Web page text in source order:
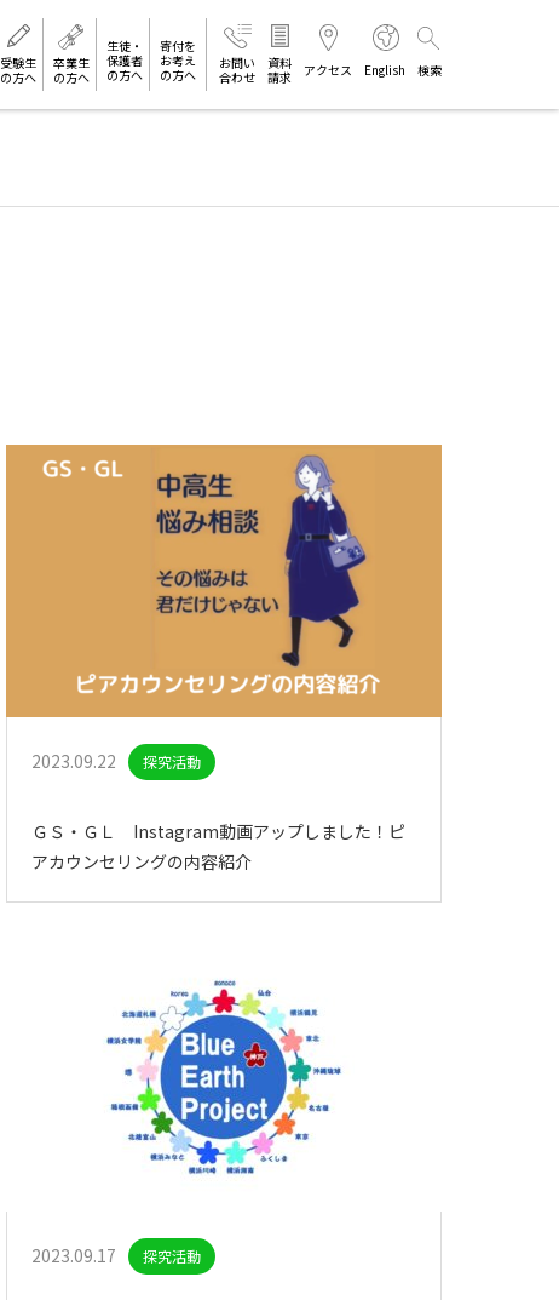
受験生
の方へ
卒業生
の方へ
生徒・
保護者
の方へ
寄付を
お考え
の方へ
お問い
合わせ
資料
請求
アクセス English 検索
2023.09.22 探究活動
ＧＳ・ＧＬ Instagram動画アップしました！ピ
アカウンセリングの内容紹介
2023.09.17 探究活動